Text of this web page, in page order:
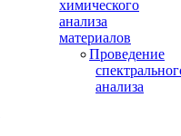
химического
анализа
материалов
Проведение
анализа